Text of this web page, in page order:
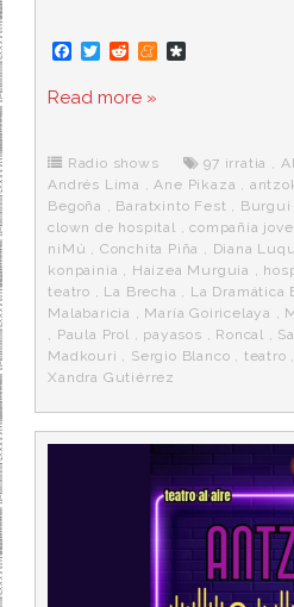
F
c
e
o
k
T
i
t
r
R
d
d
M
e
r
a
Read more »
Radio shows 97 irratia ,
Andrés Lima ,Ane Pikaza ,
Begoña , Baratxinto Fest , Burgui
clown de hospital ,compañía
niMú , Conchita Piña , Diana
konpainia , Haizea Murguia ,
teatro , La Brecha , La Dramática
Malabaricia , María Goiricelaya ,
, Paula Prol , payasos , Roncal ,
Madkouri , Sergio Blanco , teatro
Xandra Gutiérrez